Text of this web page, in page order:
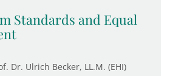
Standards and Equal
Dr. Ulrich Becker, LL.M. (EHI)